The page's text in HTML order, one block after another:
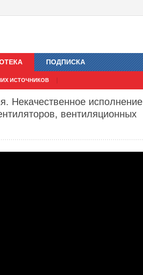
ИСТОЧНИКОВ
ПОДПИСКА
Некачественное исполнение
вентиляционных